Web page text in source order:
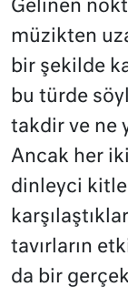
Gelinen
müzikten
bir şekilde
bu türde
takdir ve ne
Ancak her
dinleyci
tavırların
da bir